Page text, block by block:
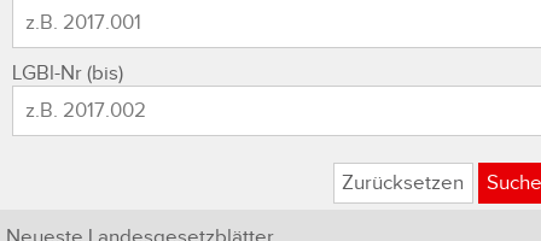
LGBl-Nr (bis)
Zurücksetzen